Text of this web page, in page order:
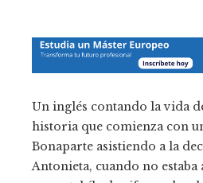
Un inglés contando la vida
historia que comienza con
Bonaparte asistiendo a la
Antonieta, cuando no